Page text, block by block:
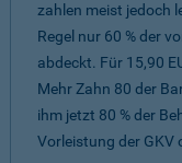
zahlen meist jedoch
Regel nur 60 % der
abdeckt. Für 15,90
Mehr Zahn 80 der
ihm jetzt 80 % der
Vorleistung der GKV